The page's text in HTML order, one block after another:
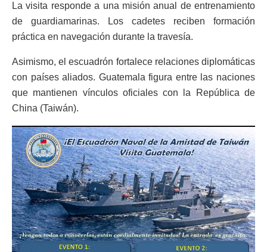
La visita responde a una misión anual de entrenamiento
de guardiamarinas. Los cadetes reciben formación
práctica en navegación durante la travesía.
Asimismo, el escuadrón fortalece relaciones diplomáticas
con países aliados. Guatemala figura entre las naciones
que mantienen vínculos oficiales con la República de
China (Taiwán).